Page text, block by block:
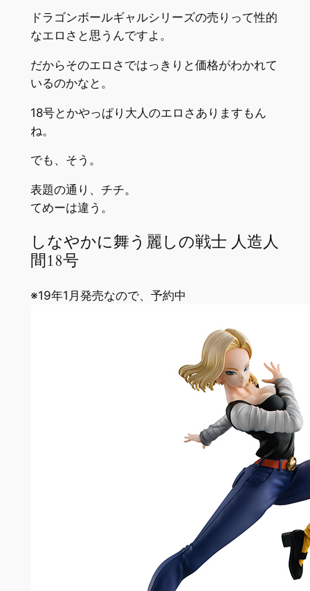
ドラゴンボールギャルシリーズの売りって性的
なエロさと思うんですよ。
だからそのエロさではっきりと価格がわかれて
いるのかなと。
18号とかやっぱり大人のエロさありますもん
ね。
でも、そう。
表題の通り、チチ。
てめーは違う。
しなやかに舞う麗しの戦士 人造人
間18号
※19年1月発売なので、予約中